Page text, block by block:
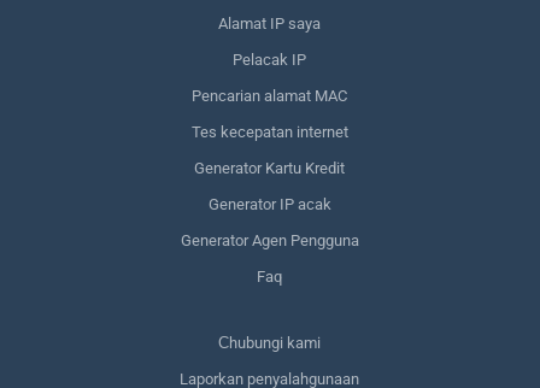
Alamat IP saya
Pelacak IP
Pencarian alamat MAC
Tes kecepatan internet
Generator Kartu Kredit
Generator IP acak
Generator Agen Pengguna
Faq
Сhubungi kami
Laporkan penyalahgunaan